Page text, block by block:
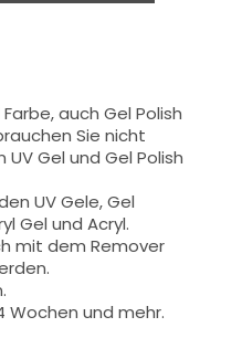
Farbe, auch Gel Polish
Sie nicht
Gel und Gel Polish
UV Gele, Gel
Gel und Acryl.
mit dem Remover
Wochen und mehr.